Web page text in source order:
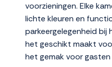
voorzieningen. Elke
lichte kleuren en
parkeergelegenheid
het geschikt maakt
het gemak voor